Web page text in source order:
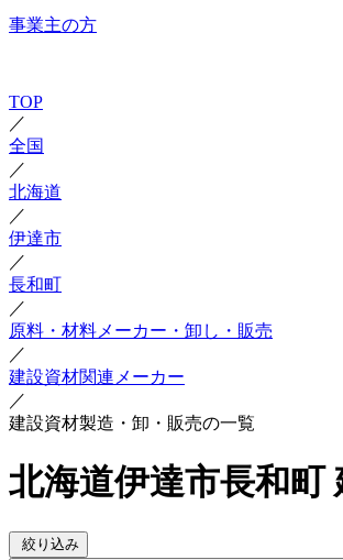
事業主の方
TOP
／
全国
／
北海道
／
伊達市
／
長和町
／
原料・材料メーカー・卸し・販売
／
建設資材関連メーカー
／
建設資材製造・卸・販売の一覧
北海道伊達市長和町
絞り込み